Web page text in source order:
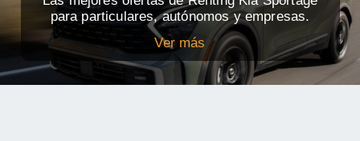
para particulares, autónomos y empresas.
Ver más